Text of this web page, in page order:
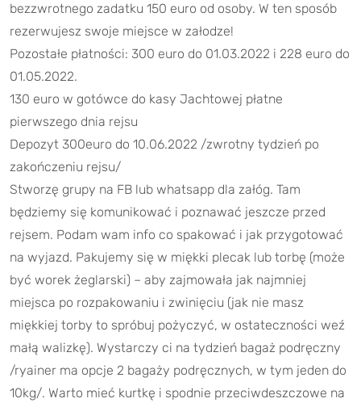
bezzwrotnego zadatku 150 euro od osoby. W ten sposób
rezerwujesz swoje miejsce w załodze!
Pozostałe płatności: 300 euro do 01.03.2022 i 228 euro do
01.05.2022.
130 euro w gotówce do kasy Jachtowej płatne
pierwszego dnia rejsu
Depozyt 300euro do 10.06.2022 /zwrotny tydzień po
zakończeniu rejsu/
Stworzę grupy na FB lub whatsapp dla załóg. Tam
będziemy się komunikować i poznawać jeszcze przed
rejsem. Podam wam info co spakować i jak przygotować
na wyjazd. Pakujemy się w miękki plecak lub torbę (może
być worek żeglarski) – aby zajmowała jak najmniej
miejsca po rozpakowaniu i zwinięciu (jak nie masz
miękkiej torby to spróbuj pożyczyć, w ostateczności weź
małą walizkę). Wystarczy ci na tydzień bagaż podręczny
/ryainer ma opcje 2 bagaży podręcznych, w tym jeden do
10kg/. Warto mieć kurtkę i spodnie przeciwdeszczowe na